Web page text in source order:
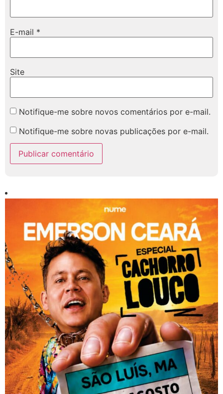
E-mail *
Site
Notifique-me sobre novos comentários por e-mail.
Notifique-me sobre novas publicações por e-mail.